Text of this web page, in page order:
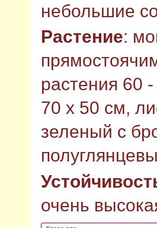
небольшие
Растение:
растения 60
70 х 50 см,
зеленый с
очень